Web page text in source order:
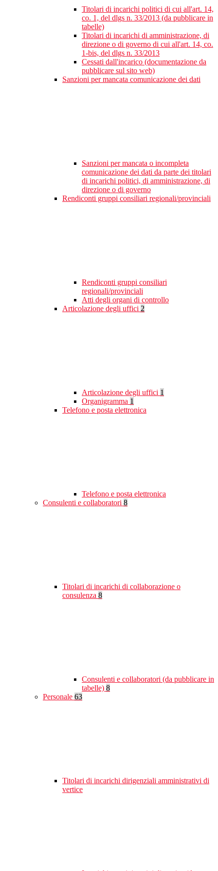
Titolari di incarichi politici di cui all'art. 14,
co. 1, del dlgs n. 33/2013 (da pubblicare in
tabelle)
Titolari di incarichi di amministrazione, di
direzione o di governo di cui all'art. 14, co.
1-bis, del dlgs n. 33/2013
Cessati dall'incarico (documentazione da
pubblicare sul sito web)
Sanzioni per mancata comunicazione dei dati
Sanzioni per mancata o incompleta
comunicazione dei dati da parte dei titolari
di incarichi politici, di amministrazione, di
direzione o di governo
Rendiconti gruppi consiliari regionali/provinciali
Rendiconti gruppi consiliari
regionali/provinciali
Atti degli organi di controllo
Articolazione degli uffici 2
Articolazione degli uffici 1
Organigramma 1
Telefono e posta elettronica
Telefono e posta elettronica
Consulenti e collaboratori 8
Titolari di incarichi di collaborazione o
consulenza 8
Consulenti e collaboratori (da pubblicare in
tabelle) 8
Personale 63
Titolari di incarichi dirigenziali amministrativi di
vertice